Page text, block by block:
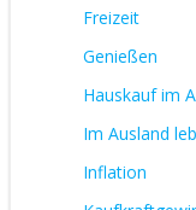
Freizeit
Genießen
Hauskauf im
Im Ausland
Inflation